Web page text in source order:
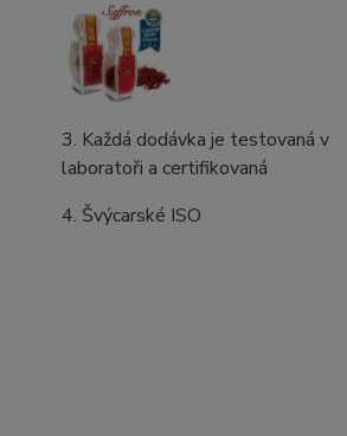
3. Každá dodávka je testovaná v
laboratoři a certifikovaná
4. Švýcarské ISO